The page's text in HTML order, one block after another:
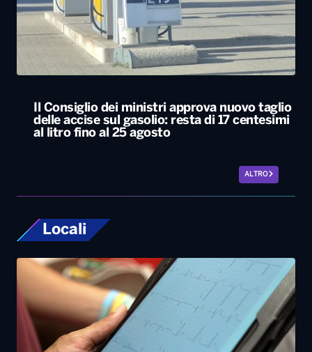
Il Consiglio dei ministri approva nuovo taglio
delle accise sul gasolio: resta di 17 centesimi
al litro fino al 25 agosto
ALTRO
Locali